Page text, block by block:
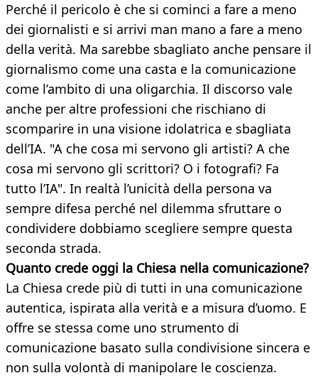
Perché il pericolo è che si cominci a fare a meno
dei giornalisti e si arrivi man mano a fare a meno
della verità. Ma sarebbe sbagliato anche pensare il
giornalismo come una casta e la comunicazione
come l’ambito di una oligarchia. Il discorso vale
anche per altre professioni che rischiano di
scomparire in una visione idolatrica e sbagliata
dell’IA. "A che cosa mi servono gli artisti? A che
cosa mi servono gli scrittori? O i fotografi? Fa
tutto l’IA". In realtà l’unicità della persona va
sempre difesa perché nel dilemma sfruttare o
condividere dobbiamo scegliere sempre questa
seconda strada.
Quanto crede oggi la Chiesa nella comunicazione?
La Chiesa crede più di tutti in una comunicazione
autentica, ispirata alla verità e a misura d’uomo. E
offre se stessa come uno strumento di
comunicazione basato sulla condivisione sincera e
non sulla volontà di manipolare le coscienza.